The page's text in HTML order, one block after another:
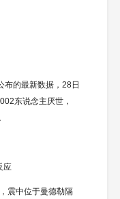
布的最新数据，28日
东说念主厌世，
应
震中位于曼德勒隔